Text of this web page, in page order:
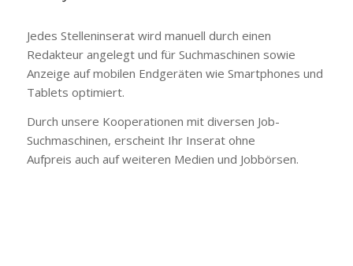
Jedes Stelleninserat wird manuell durch einen
Redakteur angelegt und für Suchmaschinen sowie
Anzeige auf mobilen Endgeräten wie Smartphones und
Tablets optimiert.
Durch unsere Kooperationen mit diversen Job-
Suchmaschinen, erscheint Ihr Inserat ohne
Aufpreis auch auf weiteren Medien und Jobbörsen.